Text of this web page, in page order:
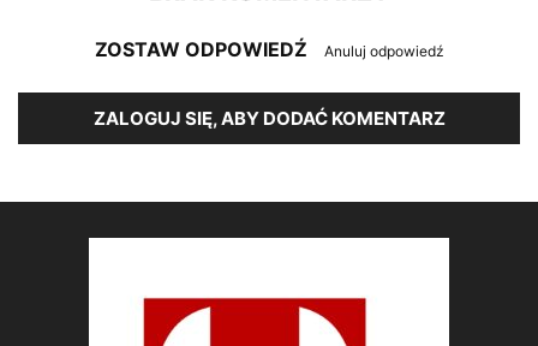
ZOSTAW ODPOWIEDŹ Anuluj odpowiedź
ZALOGUJ SIĘ, ABY DODAĆ KOMENTARZ